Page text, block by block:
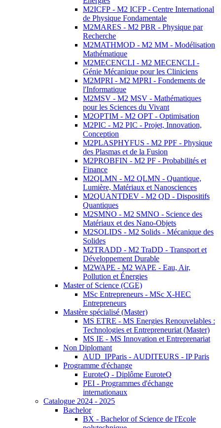
M2ICFP - M2 ICFP - Centre International
de Physique Fondamentale
M2MARES - M2 PBR - Physique par
Recherche
M2MATHMOD - M2 MM - Modélisation
Mathématique
M2MECENCLI - M2 MECENCLI -
Génie Mécanique pour les Cliniciens
M2MPRI - M2 MPRI - Fondements de
l'Informatique
M2MSV - M2 MSV - Mathématiques
pour les Sciences du Vivant
M2OPTIM - M2 OPT - Optimisation
M2PIC - M2 PIC - Projet, Innovation,
Conception
M2PLASPHYFUS - M2 PPF - Physique
des Plasmas et de la Fusion
M2PROBFIN - M2 PF - Probabilités et
Finance
M2QLMN - M2 QLMN - Quantique,
Lumière, Matériaux et Nanosciences
M2QUANTDEV - M2 QD - Dispositifs
Quantiques
M2SMNO - M2 SMNO - Science des
Matériaux et des Nano-Objets
M2SOLIDS - M2 Solids - Mécanique des
Solides
M2TRADD - M2 TraDD - Transport et
Développement Durable
M2WAPE - M2 WAPE - Eau, Air,
Pollution et Énergies
Master of Science (CGE)
MSc Entrepreneurs - MSc X-HEC
Entrepreneurs
Mastère spécialisé (Master)
MS ETRE - MS Energies Renouvelables :
Technologies et Entrepreneuriat (Master)
MS IE - MS Innovation et Entreprenariat
Non Diplomant
AUD_IPParis - AUDITEURS - IP Paris
Programme d'échange
EuroteQ - Diplôme EuroteQ
PEI - Programmes d'échange
internationaux
Catalogue 2024 - 2025
Bachelor
BX - Bachelor of Science de l'Ecole